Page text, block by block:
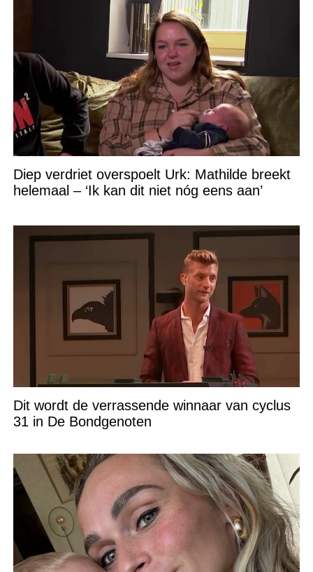
Diep verdriet overspoelt Urk: Mathilde breekt
helemaal – ‘Ik kan dit niet nóg eens aan’
Dit wordt de verrassende winnaar van cyclus
31 in De Bondgenoten